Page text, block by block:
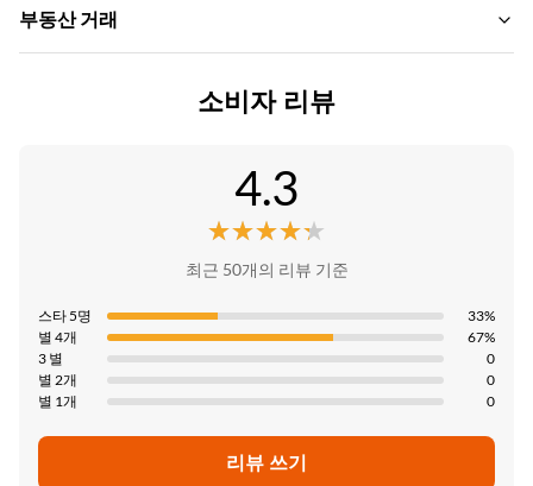
Function:
수분 방지, 방수,
현대적이고 현대적이고 우아한 디자인
Thickness:
5/8mm
상자와 팔레트로 포장
브랜드 이름:
부동산 거래
공급 능력:
하루 6000 미터
소비자 리뷰
4.3
★★★★★
★★★★★
최근 50개의 리뷰 기준
스타 5명
33%
별 4개
67%
3 별
0
별 2개
0
별 1개
0
리뷰 쓰기